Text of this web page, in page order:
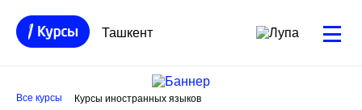
Ташкент
Все курсы Курсы иностранных языков